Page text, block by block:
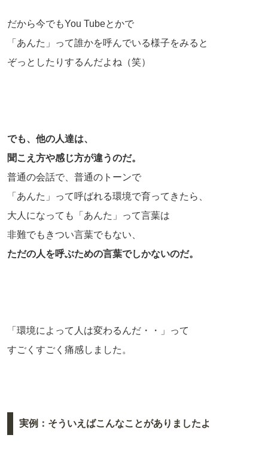
だから今でもYou Tubeとかで
「あんた」って誰かを呼んでいる様子をみると
ぞっとしたりするんだよね（笑）
でも、他の人達は、
聞こえ方や感じ方が違うのだ。
普通の会話で、普通のトーンで
「あんた」って呼ばれる環境で育ってきたら、
大人になっても「あんた」って言葉は
非難でもきつい言葉でもない、
ただの人を呼ぶための言葉でしかないのだ。
「環境によって人は変わるんだ・・」って
すごくすごく痛感しました。
実例：そういえばこんなことがありましたよ